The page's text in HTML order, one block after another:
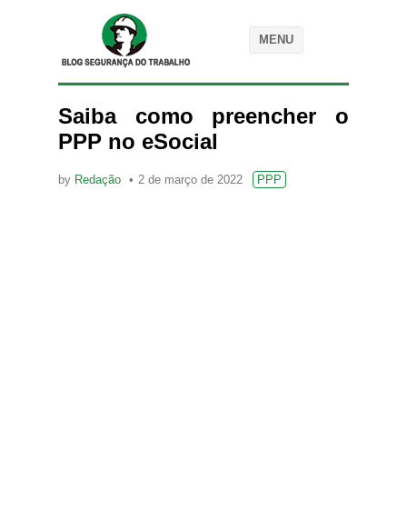
MENU
Saiba como preencher o
PPP no eSocial
by Redação 2 de março de 2022 PPP